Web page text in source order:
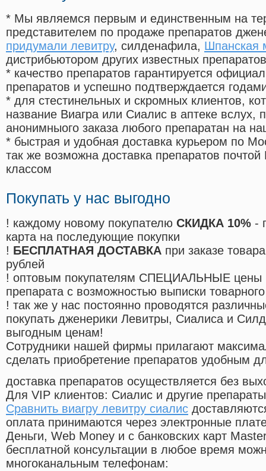
* Мы являемся первым и единственным на
представителем по продаже препаратов
придумали левитру, силденафила, Шпанская
дистрибьютором других известных препаратов
* качество препаратов гарантируется
препаратов и успешно подтверждается
* для стестинельных и скромных клиентов,
название Виагра или Сиалис в аптеке вслух,
анонимныого заказа любого препаратан на
* быстрая и удобная доставка курьером по
так же возможна доставка препаратов
классом
Покупать у нас выгодно
! каждому новому покупателю СКИДКА 10% -
карта на последующие покупки
! БЕСПЛАТНАЯ ДОСТАВКА при заказе
рублей
! оптовым покупателям СПЕЦИАЛЬНЫЕ цены
препарата с возможностью выписки
! так же у нас постоянно проводятся
покупать дженерики Левитры, Сиалиса и
выгодным ценам!
Cотрудники нашей фирмы прилагают
сделать приобретение препаратов удобным
доставка препаратов осуществляется без
Для VIP клиентов: Сиалис и другие
Сравнить виагру левитру сиалис
оплата принимаются через электронные
Деньги, Web Money и с банковских карт
бесплатной консультации в любое время
многоканальным телефонам: